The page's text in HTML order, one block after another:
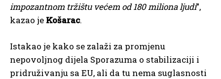
impozantnom tržištu većem od 180 miliona ljudi”,
kazao je Košarac.
Istakao je kako se zalaži za promjenu
nepovoljnog dijela Sporazuma o stabilizaciji i
pridruživanju sa EU, ali da tu nema suglasnosti